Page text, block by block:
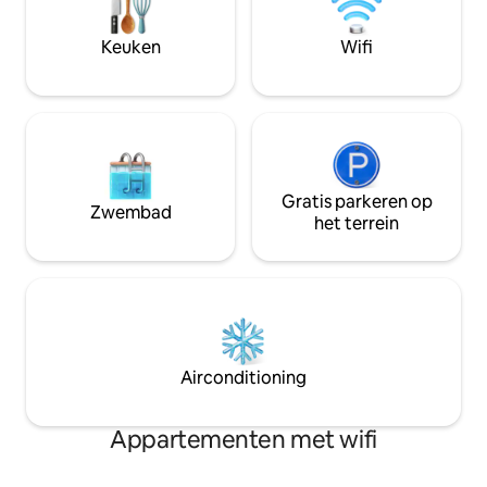
een eigen balkon, een lift en moderne
voorzieningen, en biedt gezinnen een
comfortabel verblijf dicht bij de
markten.
op slechts een
tuk tuk, zodat je
populairste
Keuken Wifi
Zwembad
Gratis parkeren op
het terrein
Airconditioning
Appartementen met wifi